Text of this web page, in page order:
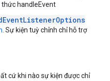
handleEvent
. Sự kiện tuỳ chỉnh chỉ hỗ trợ
cứ khi nào sự kiện được chỉ